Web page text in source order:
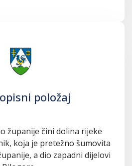
položaj
županije čini dolina rijeke
koja je pretežno šumovita
a dio zapadni dijelovi